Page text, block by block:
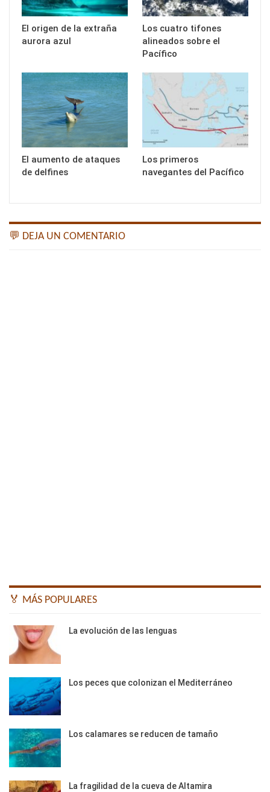
El origen de la extraña
aurora azul
Los cuatro tifones
alineados sobre el
Pacífico
El aumento de ataques
de delfines
Los primeros
navegantes del Pacífico
💬 DEJA UN COMENTARIO
🏅 MÁS POPULARES
La evolución de las lenguas
Los peces que colonizan el Mediterráneo
Los calamares se reducen de tamaño
La fragilidad de la cueva de Altamira